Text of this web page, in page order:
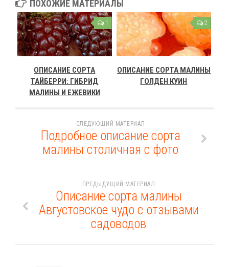
ПОХОЖИЕ МАТЕРИАЛЫ
1
ОПИСАНИЕ СОРТА
ТАЙБЕРРИ: ГИБРИД
МАЛИНЫ И ЕЖЕВИКИ
2
ОПИСАНИЕ СОРТА МАЛИНЫ
ГОЛДЕН КУИН
СЛЕДУЮЩИЙ МАТЕРИАЛ
Подробное описание сорта
малины столичная с фото
ПРЕДЫДУЩИЙ МАТЕРИАЛ
Описание сорта малины
Августовское чудо с отзывами
садоводов